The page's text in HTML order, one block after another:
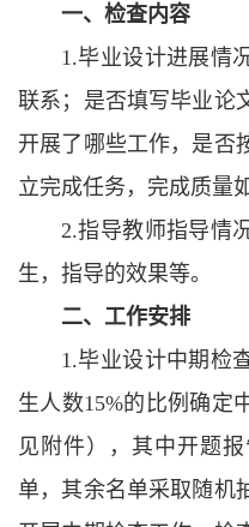
一、检查内容
1.毕业设计进展情
联系；是否填写毕业论
开展了哪些工作，是否
立完成任务，完成质量
2.指导教师指导情
生，指导的效果等。
二、工作安排
1.毕业设计中期检
生人数15%的比例确定
见附件），其中开题
单，其余名单采取随机